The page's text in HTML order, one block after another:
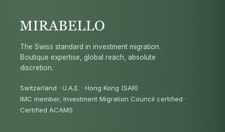
The Swiss standard in investment migration.
Boutique expertise, global reach, absolute
discretion.
Switzerland · U.A.E. · Hong Kong (SAR)
IMC member, Investment Migration Council certified ·
Certified ACAMS